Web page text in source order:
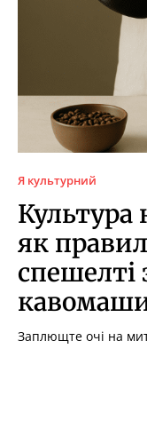
Я культурний
Культура
як
спешелті
Заплющте очі на